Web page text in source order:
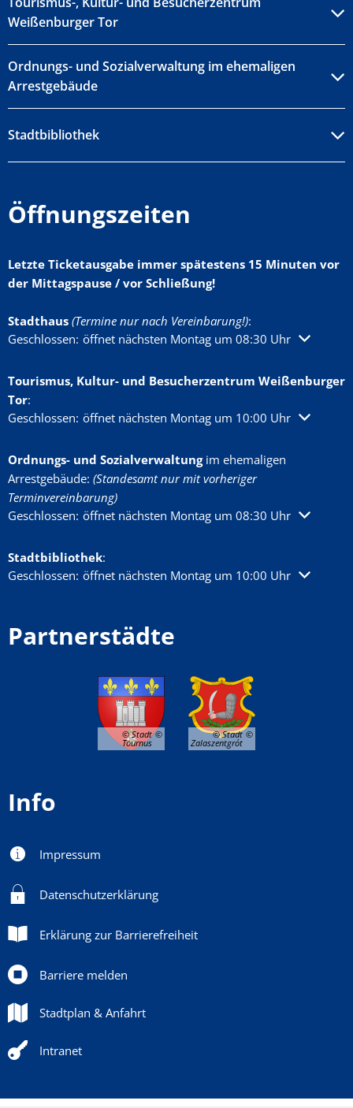
Weißenburger Tor
Ordnungs- und Sozialverwaltung im ehemaligen
Arrestgebäude
Stadtbibliothek
Öffnungszeiten
Letzte Ticketausgabe immer spätestens 15 Minuten vor
der Mittagspause / vor Schließung!
Stadthaus (Termine nur nach Vereinbarung!):
Klicken, um weitere Öffnungs- oder Schließzeiten auszublenden
Geschlossen: öffnet nächsten Montag um 08:30 Uhr
Tourismus, Kultur- und Besucherzentrum Weißenburger
Tor:
Klicken, um weitere Öffnungs- oder Schließzeiten auszublenden
Geschlossen: öffnet nächsten Montag um 10:00 Uhr
Ordnungs- und Sozialverwaltungim ehemaligen
Arrestgebäude: (Standesamt nur mit vorheriger
Terminvereinbarung)
Klicken, um weitere Öffnungs- oder Schließzeiten auszublenden
Geschlossen: öffnet nächsten Montag um 08:30 Uhr
Stadtbibliothek:
Klicken, um weitere Öffnungs- oder Schließzeiten auszublenden
Geschlossen: öffnet nächsten Montag um 10:00 Uhr
Partnerstädte
© Stadt
Tournus
© Stadt
Zalaszentgrót
Info
Impressum
Datenschutzerklärung
Erklärung zur Barrierefreiheit
Barriere melden
Stadtplan & Anfahrt
Intranet